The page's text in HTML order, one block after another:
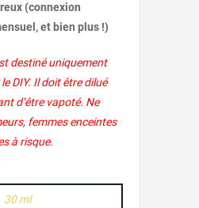
(connexion
et bien plus !)
destiné uniquement
DIY. Il doit être dilué
d’être vapoté. Ne
femmes enceintes
à risque.
30 ml